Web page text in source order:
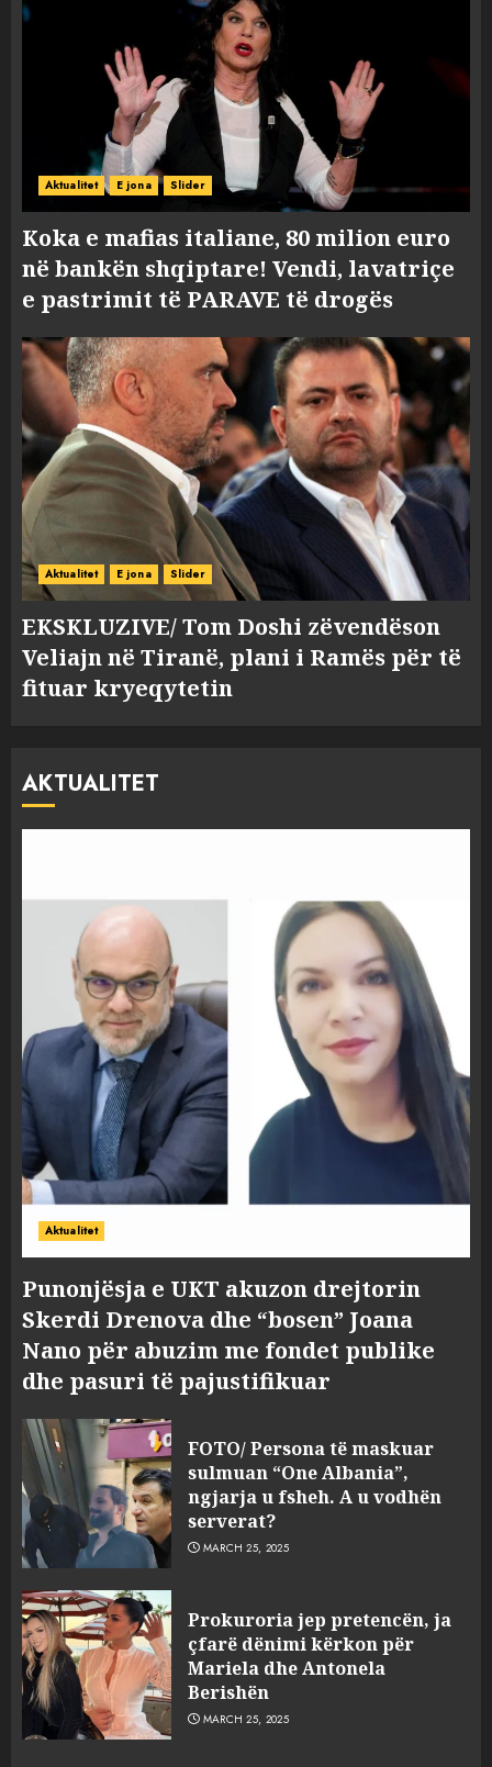
Aktualitet E jona Slider
Koka e mafias italiane, 80 milion euro
në bankën shqiptare! Vendi, lavatriçe
e pastrimit të PARAVE të drogës
Aktualitet E jona Slider
EKSKLUZIVE/ Tom Doshi zëvendëson
Veliajn në Tiranë, plani i Ramës për të
fituar kryeqytetin
AKTUALITET
Aktualitet
Punonjësja e UKT akuzon drejtorin
Skerdi Drenova dhe “bosen” Joana
Nano për abuzim me fondet publike
dhe pasuri të pajustifikuar
FOTO/ Persona të maskuar
sulmuan “One Albania”,
ngjarja u fsheh. A u vodhën
serverat?
MARCH 25, 2025
Prokuroria jep pretencën, ja
çfarë dënimi kërkon për
Mariela dhe Antonela
Berishën
MARCH 25, 2025